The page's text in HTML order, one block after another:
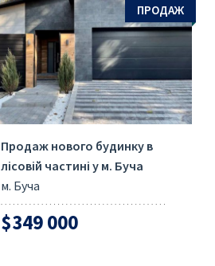
ПРОДАЖ
Продаж нового будинку в
лісовій частині у м. Буча
м. Буча
$349 000